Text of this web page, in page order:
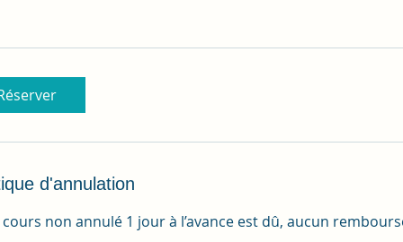
d'annulation
cours non annulé 1 jour à l’avance est dû, aucun